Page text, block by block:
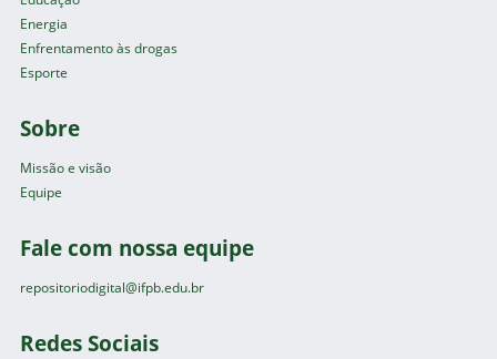
Energia
Enfrentamento às drogas
Esporte
Sobre
Missão e visão
Equipe
Fale com nossa equipe
repositoriodigital@ifpb.edu.br
Redes Sociais